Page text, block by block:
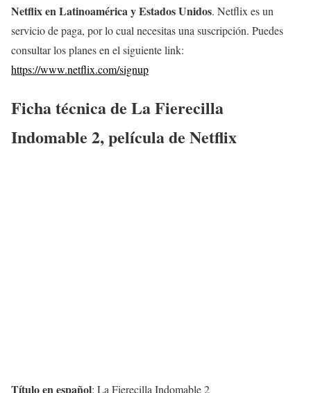
Netflix en Latinoamérica y Estados Unidos. Netflix es un
servicio de paga, por lo cual necesitas una suscripción. Puedes
consultar los planes en el siguiente link:
https://www.netflix.com/signup
Ficha técnica de La Fierecilla
Indomable 2, película de Netflix
Título en español: La Fierecilla Indomable 2